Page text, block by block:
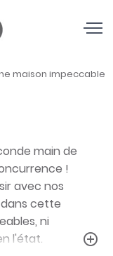
maison impeccable
main de
!
avec nos
cette
ni
l'état.
add_circle_outline